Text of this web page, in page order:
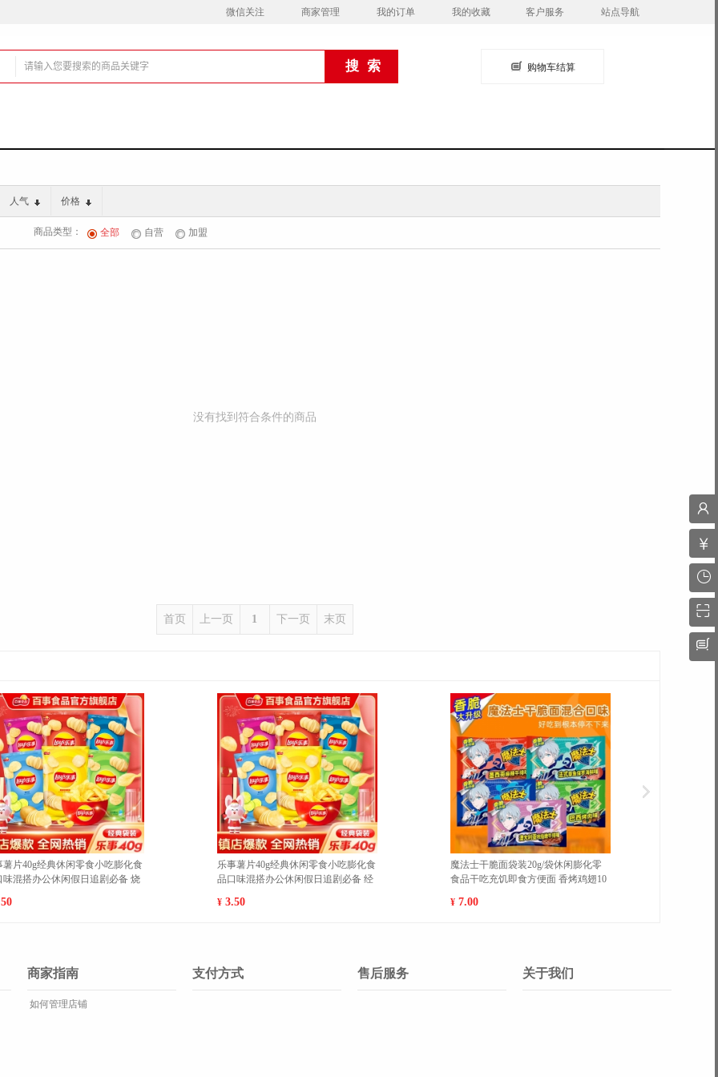
微信关注 商家管理 我的订单 我的收藏 客户服务 站点导航
购物车结算
人气 价格
商品类型： 全部 自营 加盟
没有找到符合条件的商品
首页 上一页 1 下一页 末页
薯片40g经典休闲零食小吃膨化食
味混搭办公休闲假日追剧必备 烧
乐事薯片40g经典休闲零食小吃膨化食
品口味混搭办公休闲假日追剧必备 经
¥ 3.50
魔法士干脆面袋装20g/袋休闲膨化零
食品干吃充饥即食方便面 香烤鸡翅10
¥ 7.00
商家指南
如何管理店铺
支付方式 售后服务 关于我们